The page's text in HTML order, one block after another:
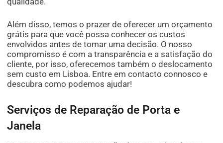
Além disso, temos o prazer de oferecer um orçamento
grátis para que você possa conhecer os custos
envolvidos antes de tomar uma decisão. O nosso
compromisso é com a transparência e a satisfação do
cliente, por isso, oferecemos também o deslocamento
sem custo em Lisboa. Entre em contacto connosco e
descubra como podemos ajudar!
Serviços de Reparação de Porta e
Janela